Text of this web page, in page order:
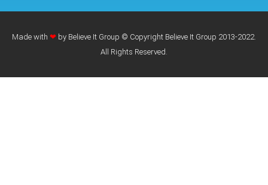
Made with ❤ by Believe It Group © Copyright Believe It Group 2013-2022.
All Rights Reserved.​